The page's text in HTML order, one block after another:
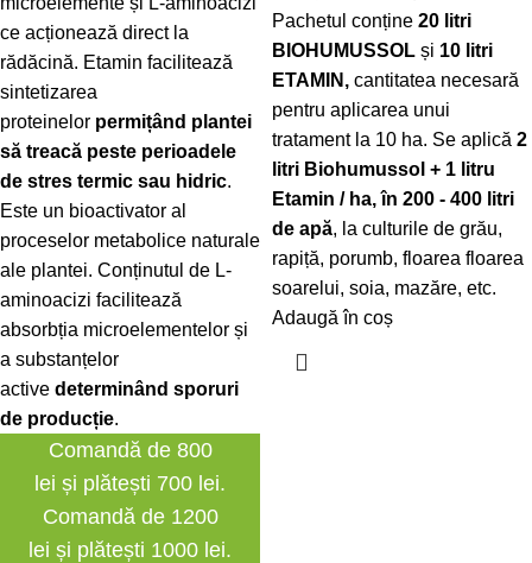
ce acționează direct la
rădăcină. Etamin facilitează
sintetizarea
proteinelor permițând plantei
să treacă peste perioadele
de stres termic sau hidric.
Este un bioactivator al
proceselor metabolice naturale
ale plantei. Conținutul de L-
aminoacizi facilitează
absorbția microelementelor și
a substanțelor
active determinând sporuri
de producție.
Comandă de 800
lei și plătești 700 lei.
Comandă de 1200
lei și plătești 1000 lei.
Pachetul conține 20 litri
BIOHUMUSSOL și 10 litri
ETAMIN, cantitatea necesară
pentru aplicarea unui
tratament la 10 ha. Se aplică 2
litri Biohumussol + 1 litru
Etamin / ha, în 200 - 400 litri
de apă, la culturile de grău,
rapiță, porumb, floarea floarea
soarelui, soia, mazăre, etc.
Adaugă în coș